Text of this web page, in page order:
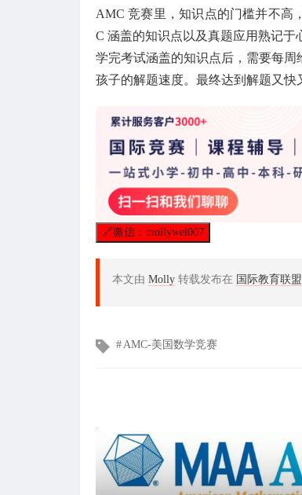
AMC 竞赛里，知识点的门槛并不高
C 涵盖的知识点以及真题应用熟记于
学完考试涵盖的知识点后，需要每
孩子的解题速度。最终达到解题又快
🔗微信：mollywei007
本文由 Molly 转载发布在 国际教育联盟
文 AMC-美国数学竞赛